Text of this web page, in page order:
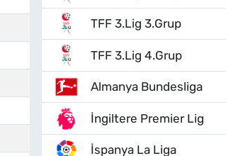
TFF 3.Lig 3.Grup
TFF 3.Lig 4.Grup
Almanya Bundesliga
İngiltere Premier Lig
İspanya La Liga